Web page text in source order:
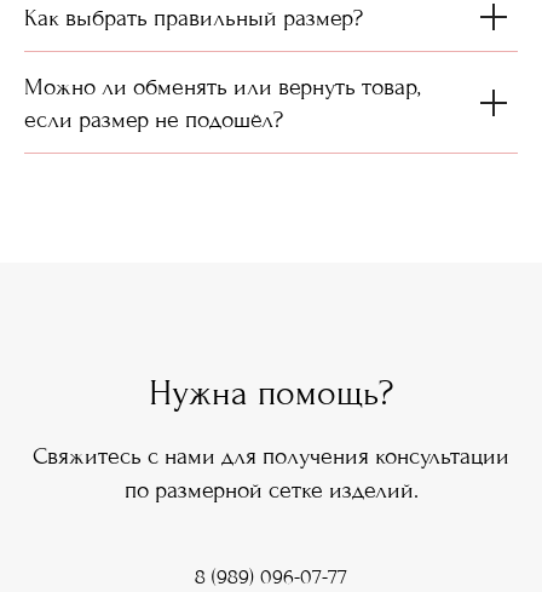
Как выбрать правильный размер?
Можно ли обменять или вернуть товар,
если размер не подошёл?
Нужна помощь?
Свяжитесь с нами для получения консультации
по размерной сетке изделий.
8 (989) 096-07-77